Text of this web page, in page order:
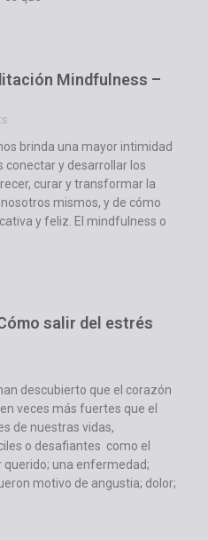
Mindfulness –
brinda una mayor intimidad
conectar y desarrollar los
curar y transformar la
mismos, y de cómo
y feliz. El mindfulness o
salir del estrés
descubierto que el corazón
veces más fuertes que el
de nuestras vidas,
o desafiantes como el
querido; una enfermedad;
motivo de angustia; dolor;